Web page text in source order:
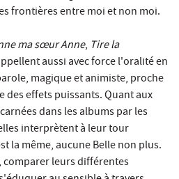
frontières entre moi et non moi.
ma sœur Anne, Tire la
aussi avec force l'oralité en
magique et animiste, proche
des effets puissants. Quant aux
dans les albums par les
interprètent à leur tour
la même, aucune Belle non plus.
comparer leurs différentes